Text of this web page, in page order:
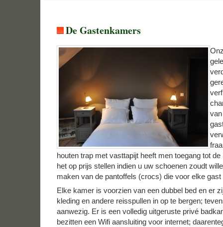
De Gastenkamers
houten trap met vasttapijt heeft men toegang tot
het op prijs stellen indien u uw schoenen zoudt
maken van de pantoffels (crocs) die voor elke
Elke kamer is voorzien van een dubbel bed en er
kleding en andere reisspullen in op te bergen;
aanwezig. Er is een volledig uitgeruste privé
bezitten een Wifi aansluiting voor internet;